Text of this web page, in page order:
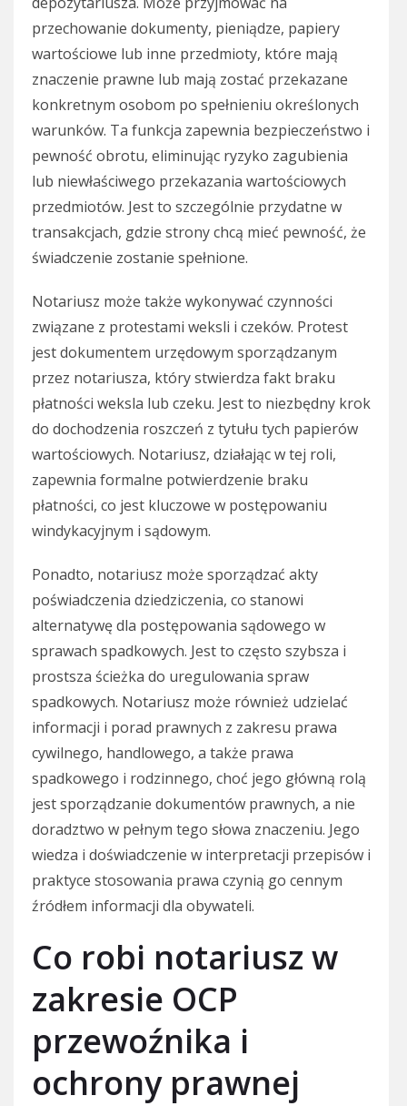
przechowanie dokumenty, pieniądze, papiery
wartościowe lub inne przedmioty, które mają
znaczenie prawne lub mają zostać przekazane
konkretnym osobom po spełnieniu określonych
warunków. Ta funkcja zapewnia bezpieczeństwo i
pewność obrotu, eliminując ryzyko zagubienia
lub niewłaściwego przekazania wartościowych
przedmiotów. Jest to szczególnie przydatne w
transakcjach, gdzie strony chcą mieć pewność, że
świadczenie zostanie spełnione.
Notariusz może także wykonywać czynności
związane z protestami weksli i czeków. Protest
jest dokumentem urzędowym sporządzanym
przez notariusza, który stwierdza fakt braku
płatności weksla lub czeku. Jest to niezbędny krok
do dochodzenia roszczeń z tytułu tych papierów
wartościowych. Notariusz, działając w tej roli,
zapewnia formalne potwierdzenie braku
płatności, co jest kluczowe w postępowaniu
windykacyjnym i sądowym.
Ponadto, notariusz może sporządzać akty
poświadczenia dziedziczenia, co stanowi
alternatywę dla postępowania sądowego w
sprawach spadkowych. Jest to często szybsza i
prostsza ścieżka do uregulowania spraw
spadkowych. Notariusz może również udzielać
informacji i porad prawnych z zakresu prawa
cywilnego, handlowego, a także prawa
spadkowego i rodzinnego, choć jego główną rolą
jest sporządzanie dokumentów prawnych, a nie
doradztwo w pełnym tego słowa znaczeniu. Jego
wiedza i doświadczenie w interpretacji przepisów i
praktyce stosowania prawa czynią go cennym
źródłem informacji dla obywateli.
Co robi notariusz w
zakresie OCP
przewoźnika i
ochrony prawnej